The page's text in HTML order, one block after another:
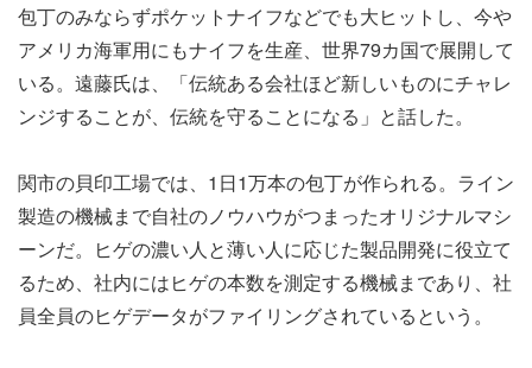
包丁のみならずポケットナイフなどでも大ヒットし、今や
アメリカ海軍用にもナイフを生産、世界79カ国で展開して
いる。遠藤氏は、「伝統ある会社ほど新しいものにチャレ
ンジすることが、伝統を守ることになる」と話した。
関市の貝印工場では、1日1万本の包丁が作られる。ライン
製造の機械まで自社のノウハウがつまったオリジナルマシ
ーンだ。ヒゲの濃い人と薄い人に応じた製品開発に役立て
るため、社内にはヒゲの本数を測定する機械まであり、社
員全員のヒゲデータがファイリングされているという。